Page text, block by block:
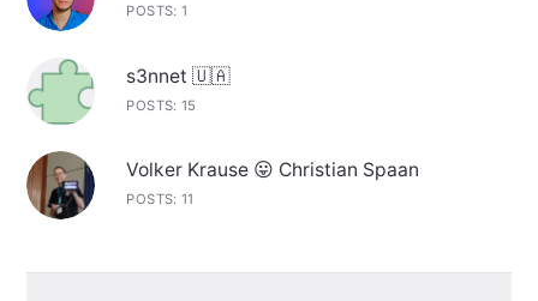
POSTS: 1
s3nnet 🇺🇦
POSTS: 15
Volker Krause 😛 Christian Spaan
POSTS: 11